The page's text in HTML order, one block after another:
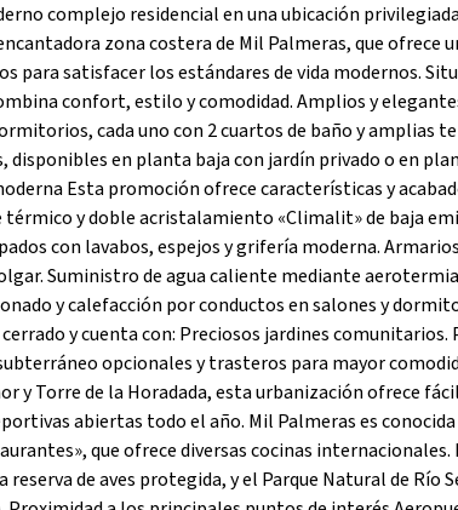
complejo residencial en una ubicación
zona costera de Mil Palmeras, que ofrece
para satisfacer los estándares de vida modernos.
confort, estilo y comodidad. Amplios y
cada uno con 2 cuartos de baño y amplias
disponibles en planta baja con jardín privado o en
Esta promoción ofrece características y
y doble acristalamiento «Climalit» de baja
con lavabos, espejos y grifería moderna.
Suministro de agua caliente mediante
y calefacción por conductos en salones y
y cuenta con: Preciosos jardines comunitarios.
opcionales y trasteros para mayor
y Torre de la Horadada, esta urbanización ofrece
abiertas todo el año. Mil Palmeras es
que ofrece diversas cocinas internacionales.
de aves protegida, y el Parque Natural de Río